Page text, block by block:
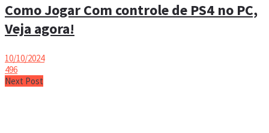
Como Jogar Com controle de PS4 no PC,
Veja agora!
10/10/2024
496
Next Post